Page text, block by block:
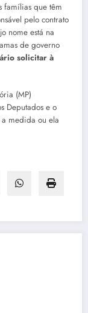
famílias que têm
pelo contrato
nome está na
de governo
solicitar à
(MP)
Deputados e o
medida ou ela